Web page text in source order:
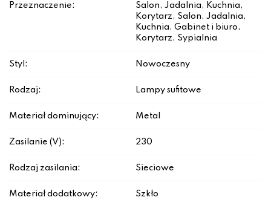
Przeznaczenie:
Salon, Jadalnia, Kuchnia,
Korytarz, Salon, Jadalnia,
Kuchnia, Gabinet i biuro,
Korytarz, Sypialnia
Styl: Nowoczesny
Rodzaj: Lampy sufitowe
Materiał dominujący: Metal
Zasilanie (V): 230
Rodzaj zasilania: Sieciowe
Materiał dodatkowy: Szkło